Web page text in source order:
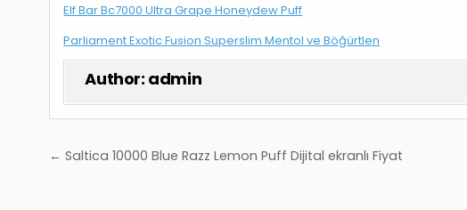
Elf Bar Bc7000 Ultra Grape Honeydew Puff
Parliament Exotic Fusion Superslim Mentol ve Böğürtlen
Author: admin
Yazı
← Saltica 10000 Blue Razz Lemon Puff Dijital ekranlı Fiyat